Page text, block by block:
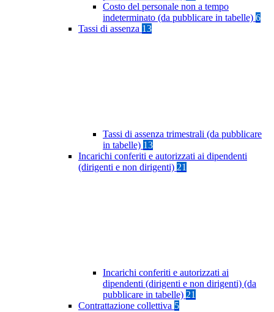
Costo del personale non a tempo
indeterminato (da pubblicare in tabelle) 6
Tassi di assenza 13
Tassi di assenza trimestrali (da pubblicare
in tabelle) 13
Incarichi conferiti e autorizzati ai dipendenti
(dirigenti e non dirigenti) 21
Incarichi conferiti e autorizzati ai
dipendenti (dirigenti e non dirigenti) (da
pubblicare in tabelle) 21
Contrattazione collettiva 5